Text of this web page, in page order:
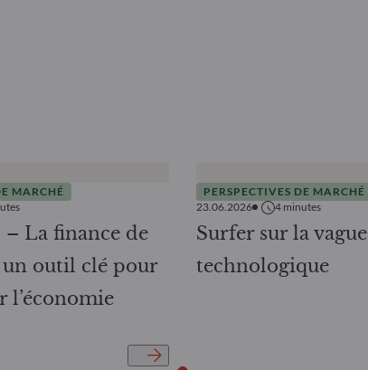
MARCHÉ
La finance de
outil clé pour
l’économie
PERSPECTIVES DE MARCHÉ
23.06.2026
4 minutes
Surfer sur la vague
technologique